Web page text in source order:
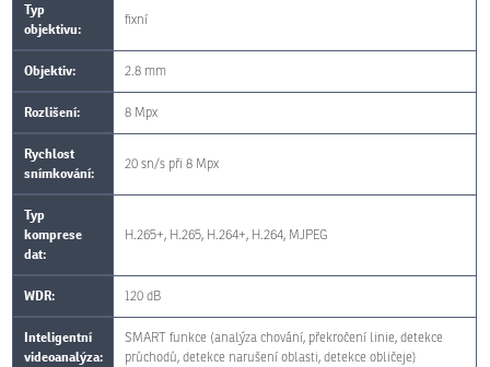
Typ
objektivu:
fixní
Objektiv: 2.8 mm
Rozlišení: 8 Mpx
Rychlost
snímkování:
20 sn/s při 8 Mpx
Typ
komprese
dat:
H.265+, H.265, H.264+, H.264, MJPEG
WDR: 120 dB
Inteligentní
videoanalýza:
SMART funkce (analýza chování, překročení linie, detekce
průchodů, detekce narušení oblasti, detekce obličeje)